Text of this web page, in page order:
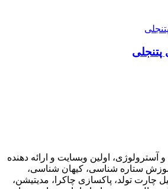
پتنجلی
آسترولوژی، اولین وبسایت و ارائه دهنده
ستاره شناسی، کیهان شناسی،
چارت تولد، پاکسازی چاکرا، مدیتیشن،